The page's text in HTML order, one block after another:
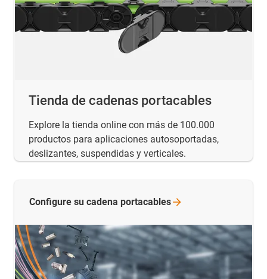
Tienda de cadenas portacables
Explore la tienda online con más de 100.000
productos para aplicaciones autosoportadas,
deslizantes, suspendidas y verticales.
Configure su cadena portacables